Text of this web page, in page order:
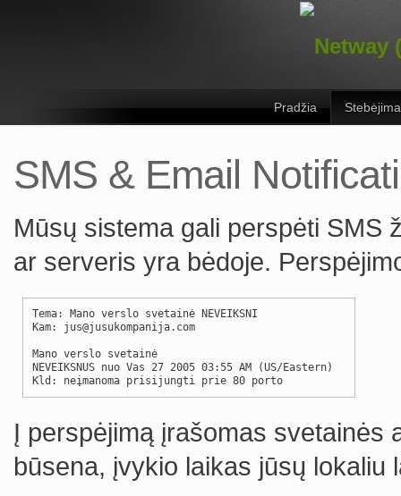
Pradžia
SMS & Email
Mūsų sistema gali perspėti SMS
ar serveris yra bėdoje.
Tema: Mano verslo svetainė NEVEIKSNI
Kam: jus@jusukompanija.com
Mano verslo svetainė
NEVEIKSNUS nuo Vas 27 2005 03:55 AM (US/Eastern)
Kld: neįmanoma prisijungti prie 80 porto
Į perspėjimą įrašomas svetainės
būsena, įvykio laikas jūsų lokaliu